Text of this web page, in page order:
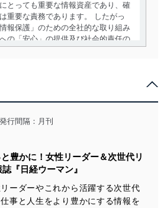
とっても重要な情報資産であり、確
重要な責務であります。 したがっ
報保護」のための全社的な取り組み
の「安心」の提供及び社会的責任の
本人の同意を得たうえで利用目的の
で適法かつ公正な手段によって取
います。また、当社が保有している
得ずに目的外利用、第三者への提
、従業者等の教育を徹底してまいり
利用を行わないために、適切な管理
発行間隔：月刊
豊かに！女性リーダー＆次世代リ
『日経ウーマン』
ーダーやこれから活躍する次世代
事と人生をより豊かにする情報を